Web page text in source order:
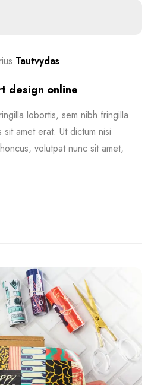
Tautvydas
design online
lobortis, sem nibh fringilla
amet erat. Ut dictum nisi
volutpat nunc sit amet,